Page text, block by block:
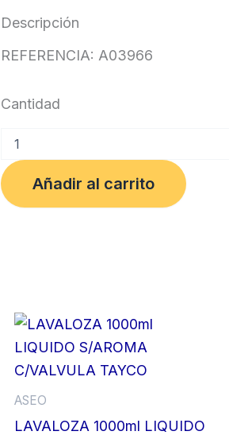
Descripción
REFERENCIA: A03966
Cantidad
VISAVERSA
45
CM
S/MANGO
Añadir al carrito
ASEO
LAVALOZA 1000ml LIQUIDO